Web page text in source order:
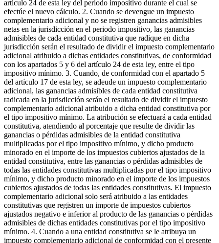
artículo 24 de esta ley del periodo impositivo durante el cual se
efectúe el nuevo cálculo. 2. Cuando se devengue un impuesto
complementario adicional y no se registren ganancias admisibles
netas en la jurisdicción en el periodo impositivo, las ganancias
admisibles de cada entidad constitutiva que radique en dicha
jurisdicción serán el resultado de dividir el impuesto complementario
adicional atribuido a dichas entidades constitutivas, de conformidad
con los apartados 5 y 6 del artículo 24 de esta ley, entre el tipo
impositivo mínimo. 3. Cuando, de conformidad con el apartado 5
del artículo 17 de esta ley, se adeude un impuesto complementario
adicional, las ganancias admisibles de cada entidad constitutiva
radicada en la jurisdicción serán el resultado de dividir el impuesto
complementario adicional atribuido a dicha entidad constitutiva por
el tipo impositivo mínimo. La atribución se efectuará a cada entidad
constitutiva, atendiendo al porcentaje que resulte de dividir las
ganancias o pérdidas admisibles de la entidad constitutiva
multiplicadas por el tipo impositivo mínimo, y dicho producto
minorado en el importe de los impuestos cubiertos ajustados de la
entidad constitutiva, entre las ganancias o pérdidas admisibles de
todas las entidades constitutivas multiplicadas por el tipo impositivo
mínimo, y dicho producto minorado en el importe de los impuestos
cubiertos ajustados de todas las entidades constitutivas. El impuesto
complementario adicional solo será atribuido a las entidades
constitutivas que registren un importe de impuestos cubiertos
ajustados negativo e inferior al producto de las ganancias o pérdidas
admisibles de dichas entidades constitutivas por el tipo impositivo
mínimo. 4. Cuando a una entidad constitutiva se le atribuya un
impuesto complementario adicional de conformidad con el presente